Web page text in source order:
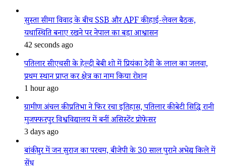
सुस्ता सीमा विवाद के बीच SSB और APF की हाई-लेवल बैठक,
यथास्थिति बनाए रखने पर नेपाल का बड़ा आश्वासन
42 seconds ago
पतिलार सीएचसी के हेल्दी बेबी शो में प्रियंका देवी के लाल का जलवा,
प्रथम स्थान प्राप्त कर क्षेत्र का नाम किया रोशन
1 hour ago
ग्रामीण अंचल की प्रतिभा ने फिर रचा इतिहास, पतिलार की बेटी सिद्धि रानी
मुजफ्फरपुर विश्वविद्यालय में बनीं असिस्टेंट प्रोफेसर
3 days ago
बांकीपुर में जन सुराज का परचम, बीजेपी के 30 साल पुराने अभेद्य किले में